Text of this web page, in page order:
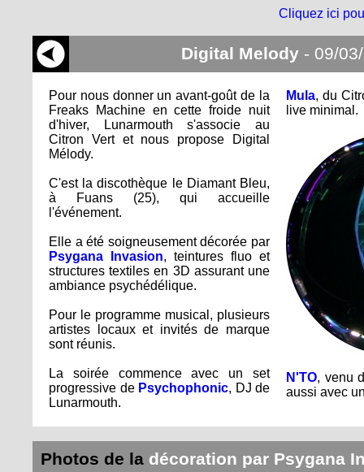
Cliquez ici
Digital Melody - 09/
Pour nous donner un avant-goût de la
Freaks Machine en cette froide nuit
d'hiver, Lunarmouth s'associe au
Citron Vert et nous propose Digital
Mélody.
C'est la discothèque le Diamant Bleu,
à Fuans (25), qui accueille
l'événement.
Elle a été soigneusement décorée par
Psygana Invasion, teintures fluo et
structures textiles en 3D assurant une
ambiance psychédélique.
Pour le programme musical, plusieurs
artistes locaux et invités de marque
sont réunis.
La soirée commence avec un set
progressive de Psychophonic, DJ de
Lunarmouth.
Mula, du
live minimal.
N'TO, venu
aussi avec
Photos de la décoration par Psygana